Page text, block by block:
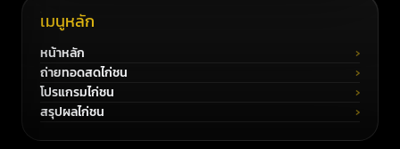
เมนูหลัก
หน้าหลัก
ถ่ายทอดสดไก่ชน
โปรแกรมไก่ชน
สรุปผลไก่ชน